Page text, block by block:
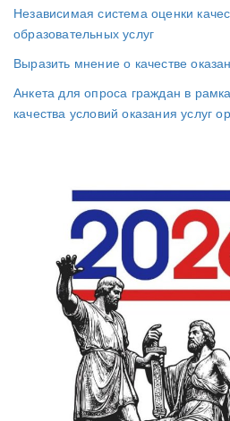
Независимая система оценки
образовательных услуг
Выразить мнение о качестве
Анкета для опроса граждан в
качества условий оказания услуг